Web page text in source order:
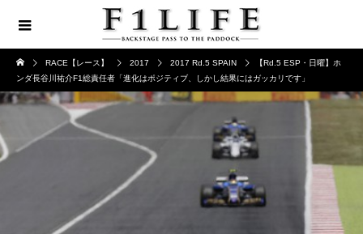
RACE【レース】 2017 2017 Rd.5 SPAIN
【Rd.5 ESP・日曜】ホ
ンダ長谷川祐介F1総責任者「進化はポジティブ、しかし結果にはガッカリです」